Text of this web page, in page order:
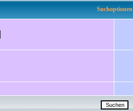
Suchoptionen